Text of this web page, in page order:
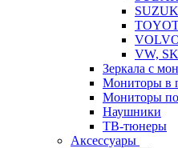
VW,
Зеркала с
Мониторы в
Мониторы
Наушники
ТВ-тюнеры
Аксессуары